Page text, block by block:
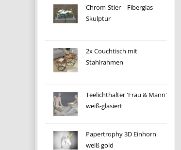
Chrom-Stier – Fiberglas –
Skulptur
2x Couchtisch mit
Stahlrahmen
Teelichthalter 'Frau & Mann'
weiß-glasiert
Papertrophy 3D Einhorn
weiß gold